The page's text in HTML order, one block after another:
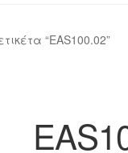
“EAS100.02”